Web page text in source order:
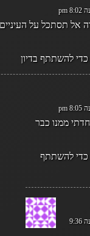
אל תסתכל על
להשתתף בדיון
ממנו כבר
להשתתף
ספטמבר 9, 2021 בשעה 9:36